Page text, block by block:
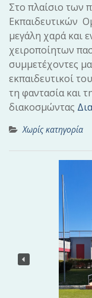
Στο πλαίσιο των
Εκπαιδευτικών
μεγάλη χαρά και
χειροποίητων
συμμετέχοντες
εκπαιδευτικοί
τη φαντασία και
διακοσμώντας
Χωρίς κατηγορία